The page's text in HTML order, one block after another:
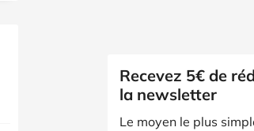
Recevez 5€ de
la newsletter
Le moyen le plus